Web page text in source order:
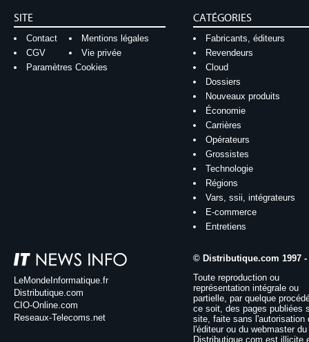
SITE
Contact
Mentions légales
CGV
Vie privée
Paramètres Cookies
CATÉGORIES
Fabricants, éditeurs
Revendeurs
Cloud
Dossiers
Nouveaux produits
Économie
Carrières
Opérateurs
Grossistes
Technologie
Régions
Vars, ssii, intégrateurs
E-commerce
Entretiens
LeMondeInformatique.fr
Distributique.com
CIO-Online.com
Reseaux-Telecoms.net
© Distributique.com 1997 -
Toute reproduction ou
représentation intégrale ou
partielle, par quelque
ce soit, des pages publiées
site, faite sans l'autorisation
l'éditeur ou du webmaster
Distributique.com est illicite